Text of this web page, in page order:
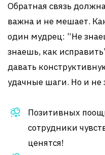
Обратная связь
важна и не мешает.
один мудрец: “Не
знаешь, как
давать
удачные шаги. Но и не
Позитивных
сотрудники
ценятся!